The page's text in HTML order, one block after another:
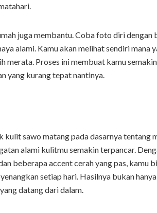
juga membantu. Coba foto diri dengan
alami. Kamu akan melihat sendiri mana
merata. Proses ini membuat kamu
yang kurang tepat nantinya.
kulit sawo matang pada dasarnya tentang
alami kulitmu semakin terpancar.
beberapa accent cerah yang pas, kamu
setiap hari. Hasilnya bukan
datang dari dalam.